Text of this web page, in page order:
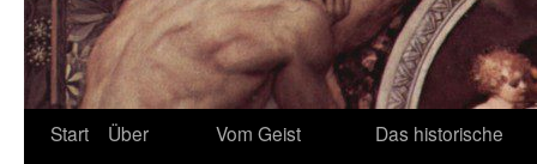
Start
Über
Vom Geist
Das historische